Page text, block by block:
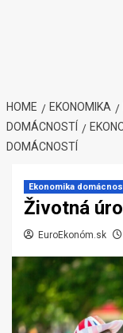
HOME EKONOMIKA
DOMÁCNOSTÍ
DOMÁCNOSTÍ
Ekonomika
Životná
EuroEkonóm.sk